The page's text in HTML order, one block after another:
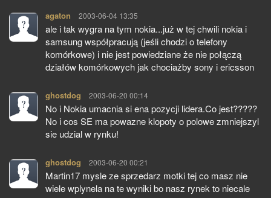
agaton pisze:
2003-06-04 13:35
ale i tak wygra na tym nokia...już w tej chwili nokia i
samsung współpracują (jeśli chodzi o telefony
komórkowe) i nie jest powiedziane że nie połączą
działów komórkowych jak chociażby sony i ericsson
ghostdog pisze:
2003-06-20 00:14
No i Nokia umacnia si ena pozycji lidera.Co jest?????
No i cos SE ma powazne klopoty o polowe zmniejszyl
sie udzial w rynku!
ghostdog pisze:
2003-06-20 00:21
Martin17 mysle ze sprzedarz motki tej co masz nie
wiele wplynela na te wyniki bo nasz rynek to niecale